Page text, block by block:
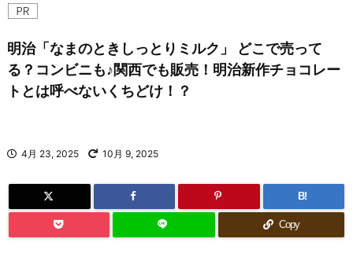
明治「なまのときしっとりミルク」 どこで売って
る？コンビニも♪関西でも販売！明治新作チョコレー
トとは呼べないくちどけ！？
4月 23, 2025 10月 9, 2025
B!
Copy